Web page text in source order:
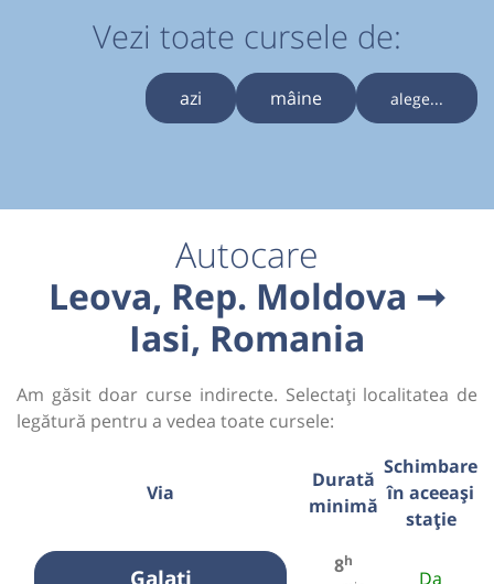
Vezi toate cursele de:
azi mâine alege...
Autocare
Leova, Rep. Moldova ➞
Iasi, Romania
Am găsit doar curse indirecte. Selectați localitatea de
legătură pentru a vedea toate cursele:
Via
Durată
minimă
Schimbare
în aceeași
stație
8h
Da